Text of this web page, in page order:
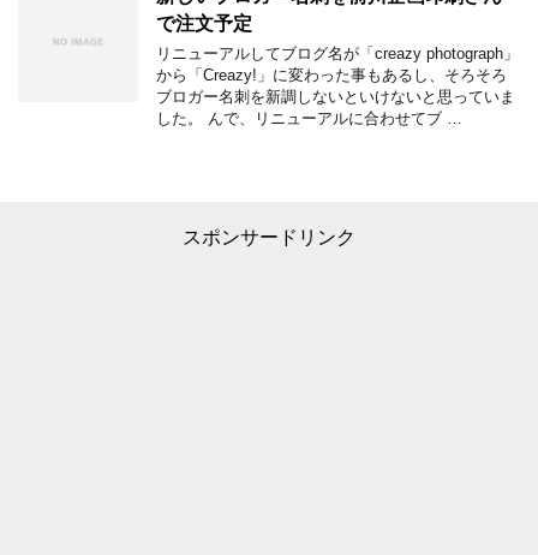
で注文予定
リニューアルしてブログ名が「creazy photograph」
から「Creazy!」に変わった事もあるし、そろそろ
ブロガー名刺を新調しないといけないと思っていま
した。 んで、リニューアルに合わせてブ …
スポンサードリンク